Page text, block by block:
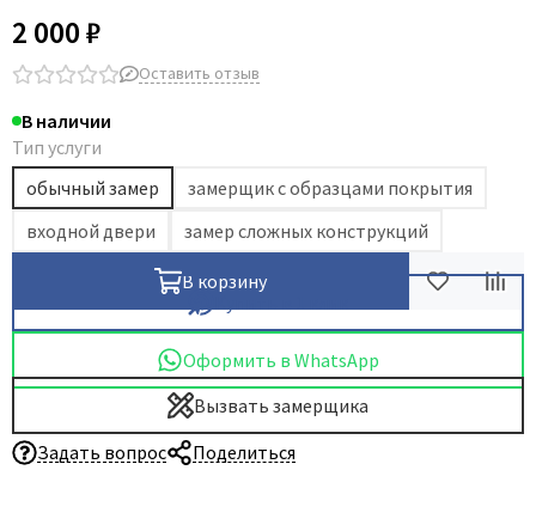
2 000 ₽
Оставить отзыв
В наличии
Тип услуги
обычный замер
замерщик с образцами покрытия
входной двери
замер сложных конструкций
В корзину
Оформить в WhatsApp
Вызвать замерщика
Задать вопрос
Поделиться